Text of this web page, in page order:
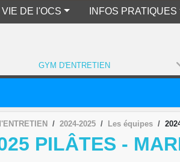
VIE DE l'OCS INFOS PRATIQUES
GYM D'ENTRETIEN
2024-2025 Les équipes
PILÂTES -